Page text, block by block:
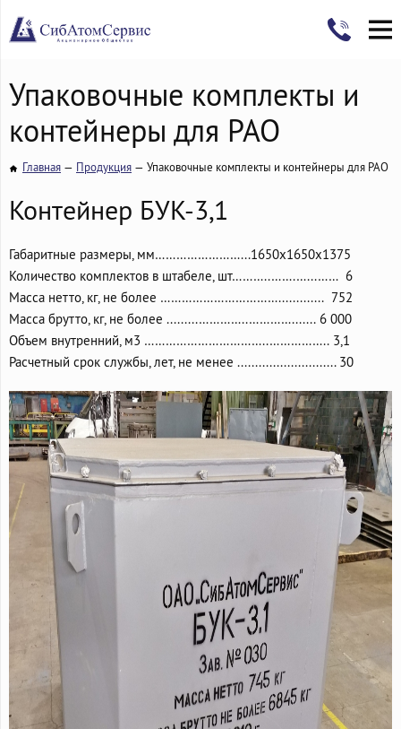
Упаковочные комплекты и
контейнеры для РАО
Главная Продукция Упаковочные комплекты и контейнеры для РАО
Контейнер БУК-3,1
Габаритные размеры, мм……………………...1650х1650х1375
Количество комплектов в штабеле, шт………..…….…...…… 6
Масса нетто, кг, не более ……………………………............. 752
Масса брутто, кг, не более .........…………..…………....... 6 000
Объем внутренний, м3 ……………………………..…………….. 3,1
Расчетный срок службы, лет, не менее ............................ 30